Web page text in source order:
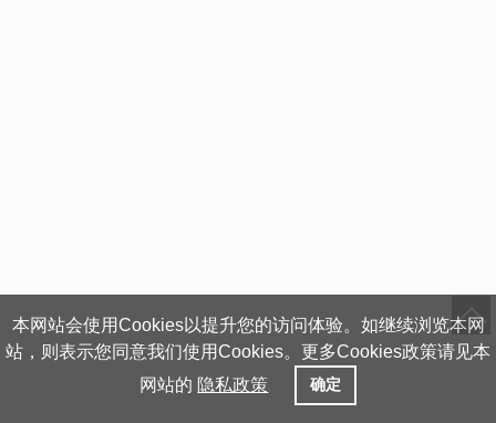
本网站会使用Cookies以提升您的访问体验。如继续浏览本网
站，则表示您同意我们使用Cookies。更多Cookies政策请见本
网站的 隐私政策 确定